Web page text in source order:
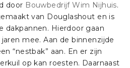
door Bouwbedrijf Wim Nijhuis.
van Douglashout en is
dakpannen. Hierdoor gaan
mee. Aan de binnenzijde
“nestbak” aan. En er zijn
op kan roesten. Daarnaast